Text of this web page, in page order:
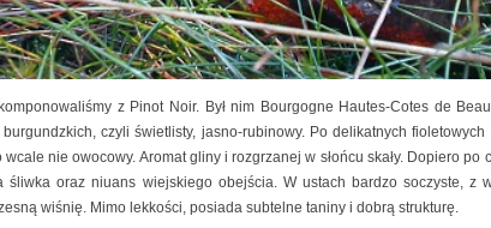
z Pinot Noir. Był nim Bourgogne Hautes-Cotes de
czyli świetlisty, jasno-rubinowy. Po delikatnych fioletowych
nie owocowy. Aromat gliny i rozgrzanej w słońcu skały. Dopiero po
śliwka oraz niuans wiejskiego obejścia. W ustach bardzo soczyste, z
wiśnię. Mimo lekkości, posiada subtelne taniny i dobrą strukturę.